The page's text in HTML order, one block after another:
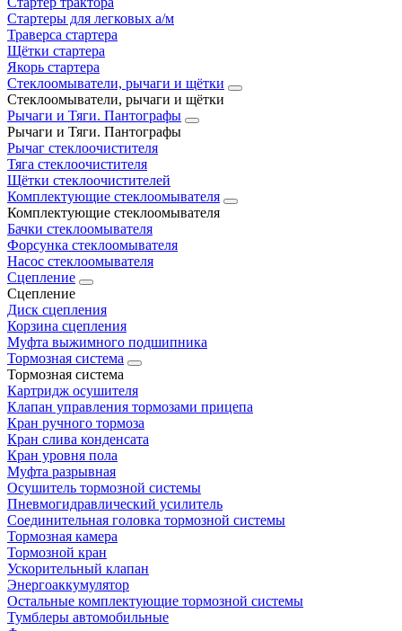
Стартеры для легковых а/м
Траверса стартера
Щётки стартера
Якорь стартера
Стеклоомыватели, рычаги и щётки
Стеклоомыватели, рычаги и щётки
Рычаги и Тяги. Пантографы
Рычаги и Тяги. Пантографы
Рычаг стеклоочистителя
Тяга стеклоочистителя
Щётки стеклоочистителей
Комплектующие стеклоомывателя
Комплектующие стеклоомывателя
Бачки стеклоомывателя
Форсунка стеклоомывателя
Насос стеклоомывателя
Сцепление
Сцепление
Диск сцепления
Корзина сцепления
Муфта выжимного подшипника
Тормозная система
Тормозная система
Картридж осушителя
Клапан управления тормозами прицепа
Кран ручного тормоза
Кран слива конденсата
Кран уровня пола
Муфта разрывная
Осушитель тормозной системы
Пневмогидравлический усилитель
Соединительная головка тормозной системы
Тормозная камера
Тормозной кран
Ускорительный клапан
Энергоаккумулятор
Остальные комплектующие тормозной системы
Тумблеры автомобильные